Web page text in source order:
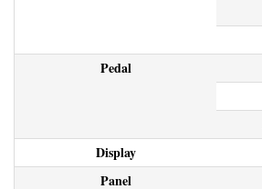
Pedal
Display
Panel